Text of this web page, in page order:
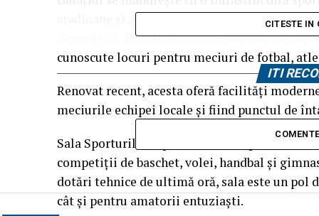
stadioane și arene care satisfac
deopotrivă. Printre acestea, Stadionul
cunoscute locuri pentru meciuri de fotbal,
Renovat recent, acesta oferă facilități
meciurile echipei locale și fiind punctul de
Sala Sporturilor reprezintă un alt punct
competiții de baschet, volei, handbal și
dotări tehnice de ultimă oră, sala este un
cât și pentru amatorii entuziaști.
CITESTE IN
ITI